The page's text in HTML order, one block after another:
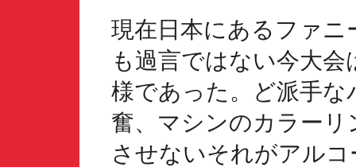
現在日本にあるファ
も過言ではない今大
様であった。ど派手
奮、マシンのカラー
させないそれがアル